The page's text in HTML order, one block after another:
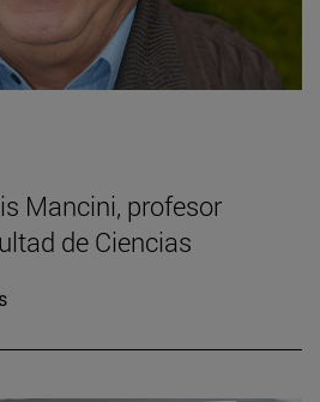
Mancini, profesor
de Ciencias